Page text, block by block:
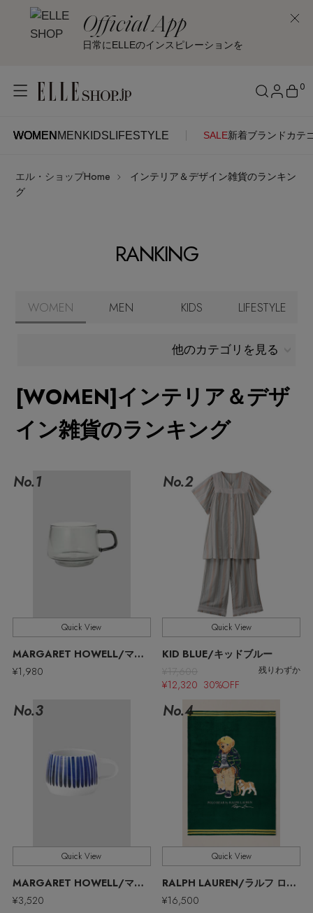
Official App
日常にELLEのインスピレーションを
WOMEN MEN KIDS LIFESTYLE SALE新着ブランド カテ
0
WOMENMENKIDSLIFESTYLE
ITEMS
ブランド
最旬！トレンドワード
【予約】新作ウェアをチェック
【日傘】完全遮光・軽量傘
【リネン】涼しい夏素材
【CFCL】注目のPOP-UP
【雨の日】急な雨対策グッズ
【ペプラム】トレンドシルエット
『ELLE』最新号掲載
アイテム一覧
SALE
ウェア
すべてのウェア
ブラウス・シャツ
カットソー・Tシャツ
パンツ
スカート
シューズ
すべてのシューズ
サンダル
フラットシューズ
バッグ・財布
カゴバッグ
トートバッグ
すべてのファッション小物
アクセサリー
ピアス・イヤリング
すべてのランジェリー
ランジェリー
スポーツ
すべてのスポーツ
ログイン
いち早くお届けします。
ご登録はこちら
カスタマーサポート
よくあるご質問
エル・ショップHome
インテリア＆デザイン雑貨のランキン
グ
RANKING
WOMEN MEN KIDS LIFESTYLE
他のカテゴリを見る
[WOMEN]インテリア＆デザ
イン雑貨のランキング
No.1
Quick View
MARGARET HOWELL/マーガレット・ハウエル
¥1,980
No.2
Quick View
KID BLUE/キッドブルー
¥17,600
残りわずか
¥12,320 30%OFF
No.3
Quick View
MARGARET HOWELL/マーガレット・ハウエル
¥3,520
No.4
Quick View
RALPH LAUREN/ラルフ ローレン
¥16,500